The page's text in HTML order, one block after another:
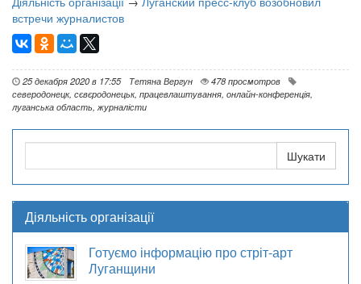
встречи журналистов
25 декабря 2020 в 17:55 Тетяна Вергун
478 просмотров
северодонецк, сєвєродонецьк, працевлаштування, онлайн-конференція,
луганська область, журналісти
Діяльність організації
Готуємо інформацію про стріт-арт
Луганщини